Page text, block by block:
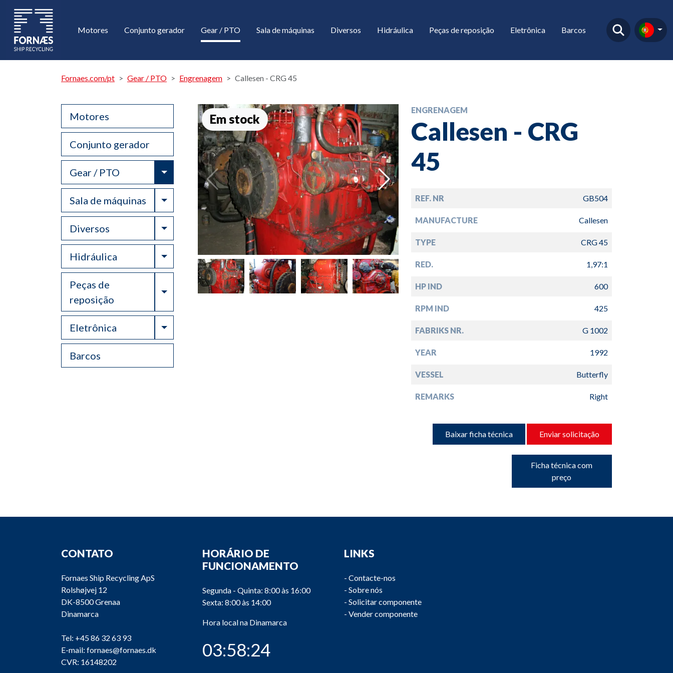
Motores Conjunto gerador Gear / PTO Sala de máquinas Diversos Hidráulica Peças de reposição Eletrônica Barcos
Fornaes.com/pt Gear / PTO Engrenagem Callesen - CRG 45
Motores
Conjunto gerador
Gear / PTO Toggle Dropdown
Sala de máquinas Toggle Dropdown
Diversos Toggle Dropdown
Hidráulica Toggle Dropdown
Peças de
reposição
Toggle Dropdown
Eletrônica Toggle Dropdown
Barcos
Em stock
ENGRENAGEM
Callesen - CRG
45
REF. NR GB504
MANUFACTURE Callesen
TYPE CRG 45
RED. 1,97:1
HP IND 600
RPM IND 425
FABRIKS NR. G 1002
YEAR 1992
VESSEL Butterfly
REMARKS Right
Baixar ficha técnica Enviar solicitação
Ficha técnica com
preço
CONTATO
Fornaes Ship Recycling ApS
Rolshøjvej 12
DK-8500 Grenaa
Dinamarca
Tel: +45 86 32 63 93
E-mail: fornaes@fornaes.dk
CVR: 16148202
HORÁRIO DE
FUNCIONAMENTO
Segunda - Quinta: 8:00 às 16:00
Sexta: 8:00 às 14:00
Hora local na Dinamarca
03:58:24
LINKS
- Contacte-nos
- Sobre nós
- Solicitar componente
- Vender componente